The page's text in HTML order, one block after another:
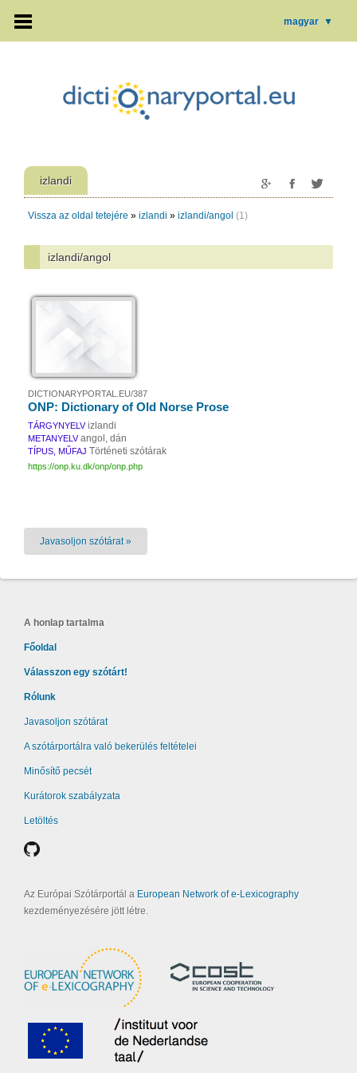
magyar ▼
izlandi
Vissza az oldal tetejére » izlandi » izlandi/angol (1)
izlandi/angol
DICTIONARYPORTAL.EU/387
ONP: Dictionary of Old Norse Prose
TÁRGYNYELV izlandi
METANYELV angol, dán
TÍPUS, MŰFAJ Történeti szótárak
https://onp.ku.dk/onp/onp.php
Javasoljon szótárat »
A honlap tartalma
Főoldal
Válasszon egy szótárt!
Rólunk
Javasoljon szótárat
A szótárportálra való bekerülés feltételei
Minősítő pecsét
Kurátorok szabályzata
Letöltés
Az Európai Szótárportál a European Network of e-Lexicography
kezdeményezésére jött létre.